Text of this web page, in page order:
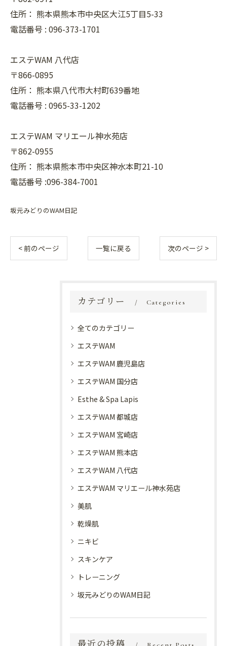
住所： 熊本県熊本市中央区大江5丁目5-33
電話番号 : 096-373-1701
エステWAM 八代店
〒866-0895
住所： 熊本県八代市大村町639番地
電話番号 : 0965-33-1202
エステWAM マリエール神水苑店
〒862-0955
住所： 熊本県熊本市中央区神水本町21-10
電話番号 :096-384-7001
坂元みどりのWAM日記
< 前のページ 一覧に戻る 次のページ >
カテゴリー Categories
全てのカテゴリー
エステWAM
エステWAM 鹿児島店
エステWAM 国分店
Esthe & Spa Lapis
エステWAM 都城店
エステWAM 宮崎店
エステWAM 熊本店
エステWAM 八代店
エステWAM マリエール神水苑店
美肌
乾燥肌
ニキビ
スキンケア
トレーニング
坂元みどりのWAM日記